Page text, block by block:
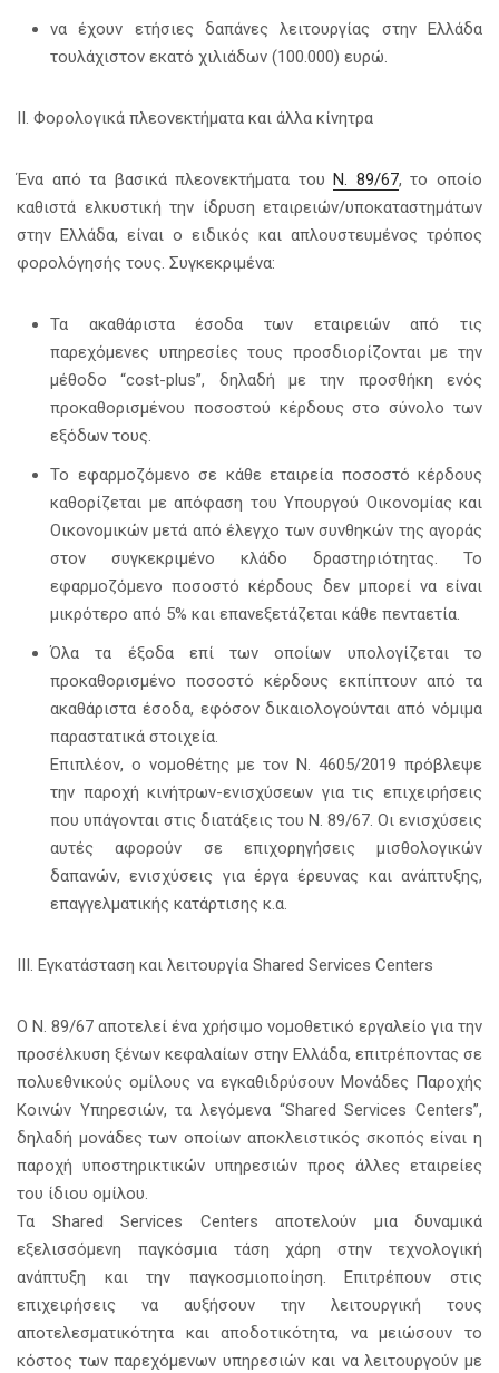
να έχουν ετήσιες δαπάνες λειτουργίας στην Ελλάδα
τουλάχιστον εκατό χιλιάδων (100.000) ευρώ.
ΙΙ. Φορολογικά πλεονεκτήματα και άλλα κίνητρα
Ένα από τα βασικά πλεονεκτήματα τουΝ. 89/67, το οποίο
καθιστά ελκυστική την ίδρυση εταιρειών/υποκαταστημάτων
στην Ελλάδα, είναι ο ειδικός και απλουστευμένος τρόπος
φορολόγησής τους. Συγκεκριμένα:
Τα ακαθάριστα έσοδα των εταιρειών από τις
παρεχόμενες υπηρεσίες τους προσδιορίζονται με την
μέθοδο “cost-plus”, δηλαδή με την προσθήκη ενός
προκαθορισμένου ποσοστού κέρδους στο σύνολο των
εξόδων τους.
Το εφαρμοζόμενο σε κάθε εταιρεία ποσοστό κέρδους
καθορίζεται με απόφαση του Υπουργού Οικονομίας και
Οικονομικών μετά από έλεγχο των συνθηκών της αγοράς
στον συγκεκριμένο κλάδο δραστηριότητας. Το
εφαρμοζόμενο ποσοστό κέρδους δεν μπορεί να είναι
μικρότερο από 5% και επανεξετάζεται κάθε πενταετία.
Όλα τα έξοδα επί των οποίων υπολογίζεται το
προκαθορισμένο ποσοστό κέρδους εκπίπτουν από τα
ακαθάριστα έσοδα, εφόσον δικαιολογούνται από νόμιμα
παραστατικά στοιχεία.
Επιπλέον, ο νομοθέτης με τον Ν. 4605/2019 πρόβλεψε
την παροχή κινήτρων-ενισχύσεων για τις επιχειρήσεις
που υπάγονται στις διατάξεις του Ν. 89/67. Οι ενισχύσεις
αυτές αφορούν σε επιχορηγήσεις μισθολογικών
δαπανών, ενισχύσεις για έργα έρευνας και ανάπτυξης,
επαγγελματικής κατάρτισης κ.α.
IΙΙ. Εγκατάσταση και λειτουργία Shared Services Centers
Ο Ν. 89/67 αποτελεί ένα χρήσιμο νομοθετικό εργαλείο για την
προσέλκυση ξένων κεφαλαίων στην Ελλάδα, επιτρέποντας σε
πολυεθνικούς ομίλους να εγκαθιδρύσουν Μονάδες Παροχής
Κοινών Υπηρεσιών, τα λεγόμενα “Shared Services Centers”,
δηλαδή μονάδες των οποίων αποκλειστικός σκοπός είναι η
παροχή υποστηρικτικών υπηρεσιών προς άλλες εταιρείες
του ίδιου ομίλου.
Τα Shared Services Centers αποτελούν μια δυναμικά
εξελισσόμενη παγκόσμια τάση χάρη στην τεχνολογική
ανάπτυξη και την παγκοσμιοποίηση. Επιτρέπουν στις
επιχειρήσεις να αυξήσουν την λειτουργική τους
αποτελεσματικότητα και αποδοτικότητα, να μειώσουν το
κόστος των παρεχόμενων υπηρεσιών και να λειτουργούν με